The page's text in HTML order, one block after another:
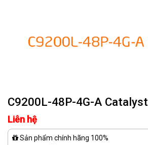
C9200L-48P-4G-A Catalyst
Liên hệ
Sản phẩm chính hãng 100%